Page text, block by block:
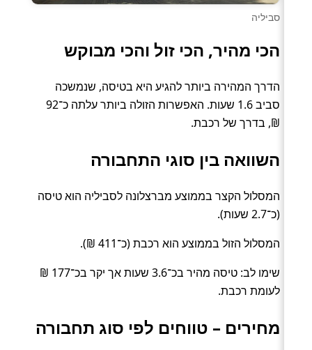
סביליה
הכי מהיר, הכי זול והכי מבוקש
הדרך המהירה ביותר להגיע היא בטיסה, שנמשכה
סביב 1.6 שעות. האפשרות הזולה ביותר עלתה כ־92
₪, בדרך של רכבת.
השוואה בין סוגי התחבורה
המסלול הקצר בממוצע מברצלונה לסביליה הוא טיסה
(כ־2.7 שעות).
המסלול הזול בממוצע הוא רכבת (כ־411 ₪).
שימו לב: טיסה מהיר בכ־3.6 שעות אך יקר בכ־177 ₪
לעומת רכבת.
מחירים – טווחים לפי סוג תחבורה